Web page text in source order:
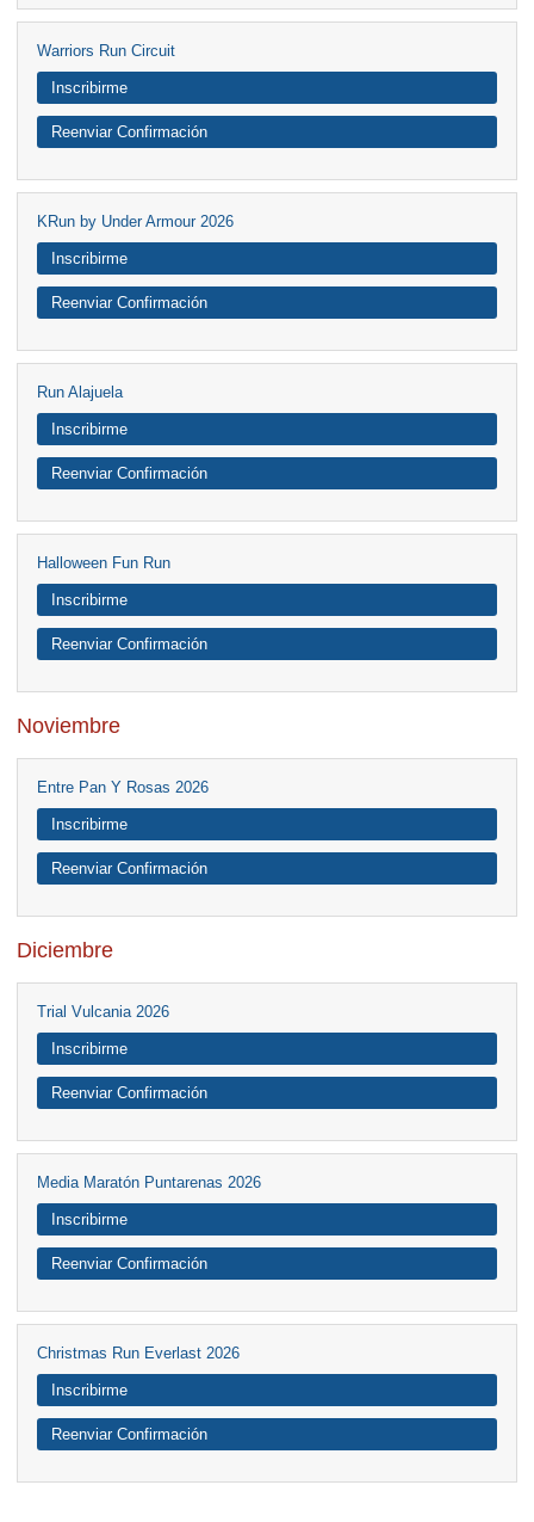
Warriors Run Circuit
Inscribirme
Reenviar Confirmación
KRun by Under Armour 2026
Inscribirme
Reenviar Confirmación
Run Alajuela
Inscribirme
Reenviar Confirmación
Halloween Fun Run
Inscribirme
Reenviar Confirmación
Noviembre
Entre Pan Y Rosas 2026
Inscribirme
Reenviar Confirmación
Diciembre
Trial Vulcania 2026
Inscribirme
Reenviar Confirmación
Media Maratón Puntarenas 2026
Inscribirme
Reenviar Confirmación
Christmas Run Everlast 2026
Inscribirme
Reenviar Confirmación